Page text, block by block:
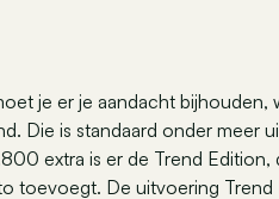
je er je aandacht bijhouden,
Die is standaard onder meer
extra is er de Trend
toevoegt. De uitvoering